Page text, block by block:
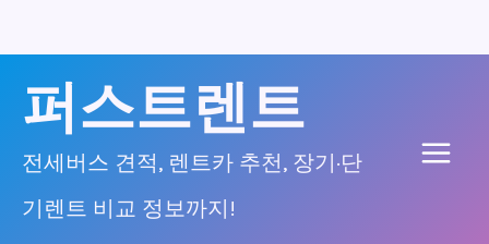
퍼스트렌트
전세버스 견적, 렌트카 추천, 장기·단
기렌트 비교 정보까지!